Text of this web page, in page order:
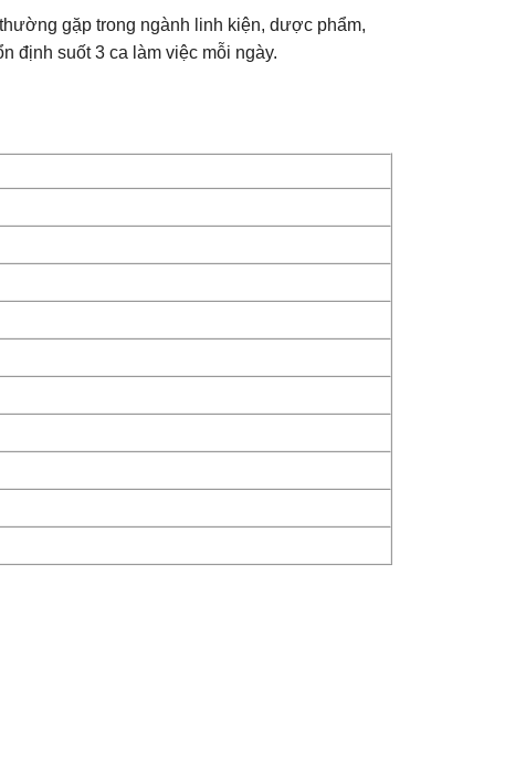
gặp trong ngành linh kiện, dược phẩm,
định suốt 3 ca làm việc mỗi ngày.